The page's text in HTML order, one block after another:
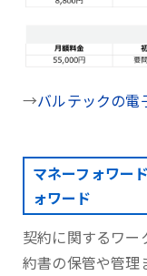
→バルテックの電
マネーフォワー
ォワード
契約に関するワ
約書の保管や管理